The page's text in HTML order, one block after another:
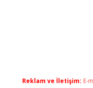
Reklam ve İletişim: E-